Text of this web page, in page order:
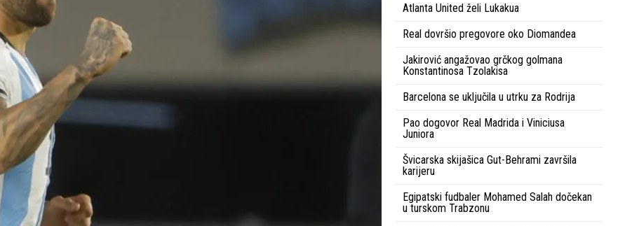
Atlanta United želi Lukakua
Real dovršio pregovore oko Diomandea
Jakirović angažovao grčkog golmana
Konstantinosa Tzolakisa
Barcelona se uključila u utrku za Rodrija
Pao dogovor Real Madrida i Viniciusa
Juniora
Švicarska skijašica Gut-Behrami završila
karijeru
Egipatski fudbaler Mohamed Salah dočekan
u turskom Trabzonu